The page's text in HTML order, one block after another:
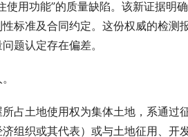
使用功能”的质量缺陷。该新证据明
标准及合同约定。这份权威的检测
题认定存在偏差。
占土地使用权为集体土地，系通过
组织或其代表）或与土地征用、开